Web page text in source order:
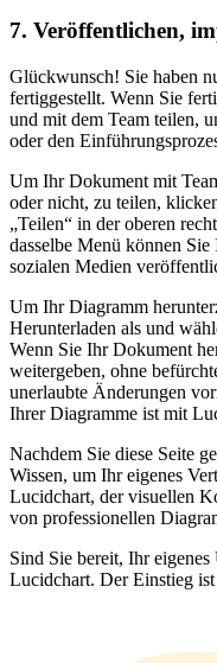
7. Veröffentlichen,
Glückwunsch! Sie haben
fertiggestellt. Wenn Sie
und mit dem Team teilen,
oder den
Um Ihr Dokument mit
oder nicht, zu teilen,
„Teilen“ in der oberen
dasselbe Menü können
sozialen Medien
Um Ihr Diagramm
Herunterladen als und
Wenn Sie Ihr Dokument
weitergeben, ohne
unerlaubte Änderungen
Ihrer Diagramme ist mit
Nachdem Sie diese Seite
Wissen, um Ihr eigenes
Lucidchart, der visuellen
von professionellen
Sind Sie bereit, Ihr
Lucidchart. Der Einstieg